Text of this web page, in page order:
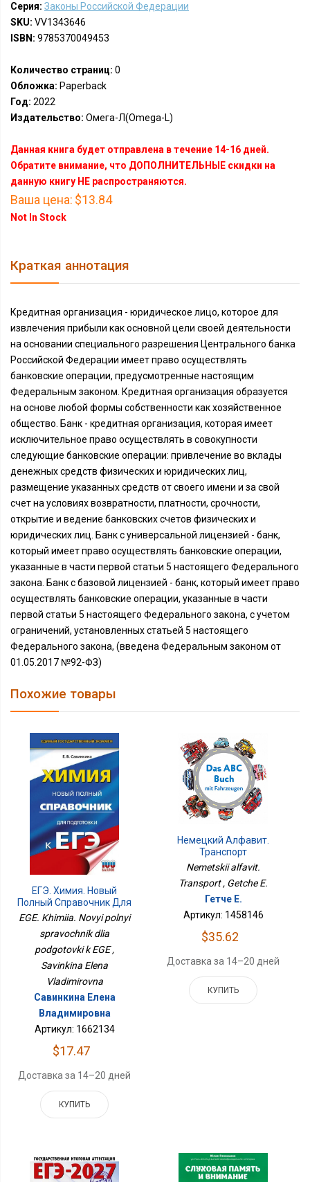
Серия: Законы Российской Федерации
SKU: VV1343646
ISBN: 9785370049453
Количество страниц: 0
Обложка: Paperback
Год: 2022
Издательство: Омега-Л(Omega-L)
Данная книга будет отправлена в течение 14-16 дней.
Обратите внимание, что ДОПОЛНИТЕЛЬНЫЕ скидки на
данную книгу НЕ распространяются.
Ваша цена: $13.84
Not In Stock
Краткая аннотация
Кредитная организация - юридическое лицо, которое для
извлечения прибыли как основной цели своей деятельности
на основании специального разрешения Центрального банка
Российской Федерации имеет право осуществлять
банковские операции, предусмотренные настоящим
Федеральным законом. Кредитная организация образуется
на основе любой формы собственности как хозяйственное
общество. Банк - кредитная организация, которая имеет
исключительное право осуществлять в совокупности
следующие банковские операции: привлечение во вклады
денежных средств физических и юридических лиц,
размещение указанных средств от своего имени и за свой
счет на условиях возвратности, платности, срочности,
открытие и ведение банковских счетов физических и
юридических лиц. Банк с универсальной лицензией - банк,
который имеет право осуществлять банковские операции,
указанные в части первой статьи 5 настоящего Федерального
закона. Банк с базовой лицензией - банк, который имеет право
осуществлять банковские операции, указанные в части
первой статьи 5 настоящего Федерального закона, с учетом
ограничений, установленных статьей 5 настоящего
Федерального закона, (введена Федеральным законом от
01.05.2017 №92-ФЗ)
Похожие товары
ЕГЭ. Химия. Новый
Полный Справочник Для
Подготовки К ЕГЭ
EGE. Khimiia. Novyi polnyi
spravochnik dlia
podgotovki k EGE ,
Savinkina Elena
Vladimirovna
Савинкина Елена
Владимировна
Артикул: 1662134
$17.47
Доставка за 14–20 дней
КУПИТЬ
Немецкий Алфавит.
Транспорт
Nemetskii alfavit.
Transport , Getche E.
Гетче Е.
Артикул: 1458146
$35.62
Доставка за 14–20 дней
КУПИТЬ